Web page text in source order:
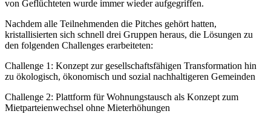
von Geflüchteten wurde immer wieder aufgegriffen.
Nachdem alle Teilnehmenden die Pitches gehört hatten,
kristallisierten sich schnell drei Gruppen heraus, die Lösungen zu
den folgenden Challenges erarbeiteten:
Challenge 1: Konzept zur gesellschaftsfähigen Transformation hin
zu ökologisch, ökonomisch und sozial nachhaltigeren Gemeinden
Challenge 2: Plattform für Wohnungstausch als Konzept zum
Mietparteienwechsel ohne Mieterhöhungen